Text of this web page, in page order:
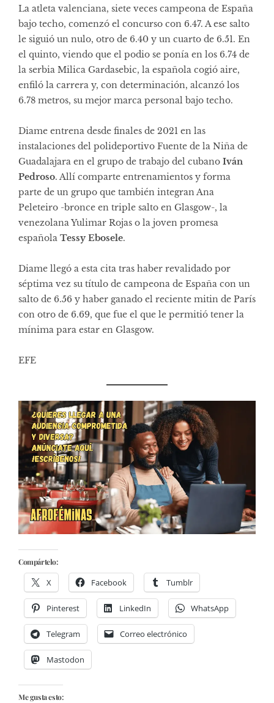
La atleta valenciana, siete veces campeona de España
bajo techo, comenzó el concurso con 6.47. A ese salto
le siguió un nulo, otro de 6.40 y un cuarto de 6.51. En
el quinto, viendo que el podio se ponía en los 6.74 de
la serbia Milica Gardasebic, la española cogió aire,
enfiló la carrera y, con determinación, alcanzó los
6.78 metros, su mejor marca personal bajo techo.
Diame entrena desde finales de 2021 en las
instalaciones del polideportivo Fuente de la Niña de
Guadalajara en el grupo de trabajo del cubano Iván
Pedroso. Allí comparte entrenamientos y forma
parte de un grupo que también integran Ana
Peleteiro -bronce en triple salto en Glasgow-, la
venezolana Yulimar Rojas o la joven promesa
española Tessy Ebosele.
Diame llegó a esta cita tras haber revalidado por
séptima vez su título de campeona de España con un
salto de 6.56 y haber ganado el reciente mitin de París
con otro de 6.69, que fue el que le permitió tener la
mínima para estar en Glasgow.
EFE
Compártelo:
X Facebook Tumblr
Pinterest LinkedIn WhatsApp
Telegram Correo electrónico
Mastodon
Me gusta esto: